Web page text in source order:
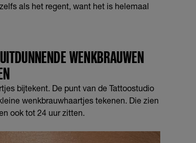
als het regent, want het is helemaal
WENKBRAUWEN
bijtekent. De punt van de Tattoostudio
wenkbrauwhaartjes tekenen. Die zien
ook tot 24 uur zitten.